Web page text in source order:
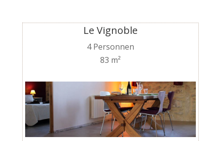
Le Vignoble
4 Personnen
83 m²